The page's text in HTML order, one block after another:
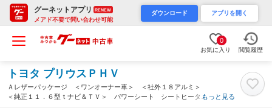
グーネットアプリ RENEW
メアド不要で問い合わせ可能
ダウンロード アプリを開く
0
お気に入り 閲覧履歴
トヨタ プリウスＰＨＶ
Ａレザーパッケージ ＜ワンオーナー車＞ ＜社外１８アルミ＞
＜純正１１．６型ｔナビ＆ＴＶ＞ パワーシート シートヒータ
ー ビルトインＥＴＣ２．０ バックモニター Ｆ＆Ｒドラレ
もっと見る